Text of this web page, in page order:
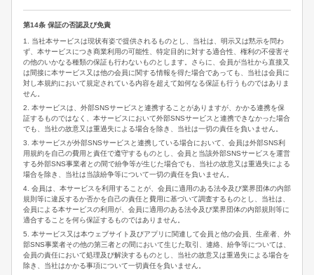
第14条 保証の否認及び免責
1. 当社本サービスは現状有姿で提供されるものとし、当社は、明示又は黙示を問わ
ず、本サービスにつき商業利用の可能性、特定目的に対する適合性、権利の不侵害そ
の他のいかなる種類の保証も行わないものとします。さらに、会員が当社から直接又
は間接に本サービス又は他の会員に関する情報を得た場合であっても、当社は会員に
対し本規約において規定されている内容を超えて如何なる保証も行うものではありま
せん。
2. 本サービスは、外部SNSサービスと連携することがありますが、かかる連携を保
証するものではなく、本サービスにおいて外部SNSサービスと連携できなかった場合
でも、当社の故意又は重過失による場合を除き、当社は一切の責任を負いません。
3. 本サービスが外部SNSサービスと連携している場合において、会員は外部SNS利
用規約を自己の費用と責任で遵守するものとし、会員と当該外部SNSサービスを運営
する外部SNS事業者との間で紛争等が生じた場合でも、当社の故意又は重過失による
場合を除き、当社は当該紛争等について一切の責任を負いません。
4. 会員は、本サービスを利用することが、会員に適用のある法令及び業界団体の内部
規則等に違反するか否かを自己の責任と費用に基づいて調査するものとし、当社は、
会員による本サービスの利用が、会員に適用のある法令及び業界団体の内部規則等に
適合することを何ら保証するものではありません。
5. 本サービス又は本ウェブサイト及びアプリに関連して会員と他の会員、生産者、外
部SNS事業者その他の第三者との間において生じた取引、連絡、紛争等については、
会員の責任において処理及び解決するものとし、当社の故意又は重過失による場合を
除き、当社はかかる事項について一切責任を負いません。